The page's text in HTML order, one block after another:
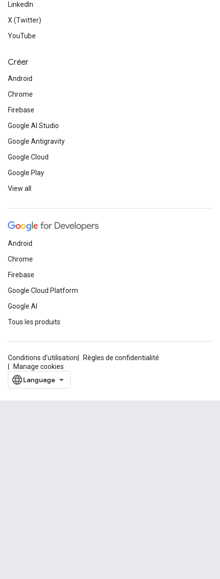
LinkedIn
X (Twitter)
YouTube
Créer
Android
Chrome
Firebase
Google AI Studio
Google Antigravity
Google Cloud
Google Play
View all
Android
Chrome
Firebase
Google Cloud Platform
Google AI
Tous les produits
Conditions d'utilisation
Règles de confidentialité
Manage cookies